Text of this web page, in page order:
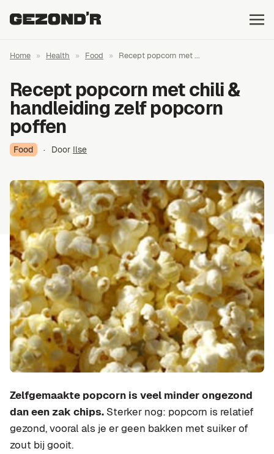
Home » Health » Food » Recept popcorn met ...
Recept popcorn met chili &
handleiding zelf popcorn
poffen
Food · Door Ilse
Zelfgemaakte popcorn is veel minder ongezond
dan een zak chips. Sterker nog: popcorn is relatief
gezond, vooral als je er geen bakken met suiker of
zout bij gooit.